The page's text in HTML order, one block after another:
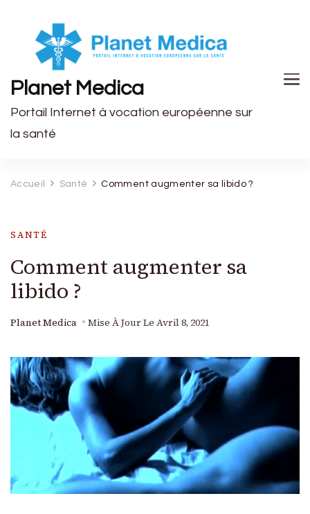
Planet Medica
Portail Internet à vocation européenne sur
la santé
Accueil Santé Comment augmenter sa libido ?
SANTÉ
Comment augmenter sa
libido ?
Planet Medica Mise À Jour Le Avril 8, 2021